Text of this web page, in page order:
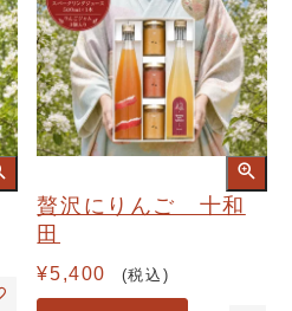
贅沢にりんご 十和
田
¥5,400 税込